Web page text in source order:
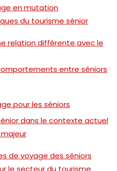
en mutation
du tourisme sénior
relation différente avec le
entre séniors
pour les séniors
dans le contexte actuel
majeur
de voyage des séniors
le secteur du tourisme